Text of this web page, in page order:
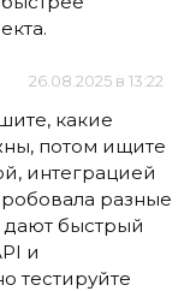
26.08.2025 в 13:22
какие
потом ищите
интеграцией
разные
быстрый
и
тестируйте